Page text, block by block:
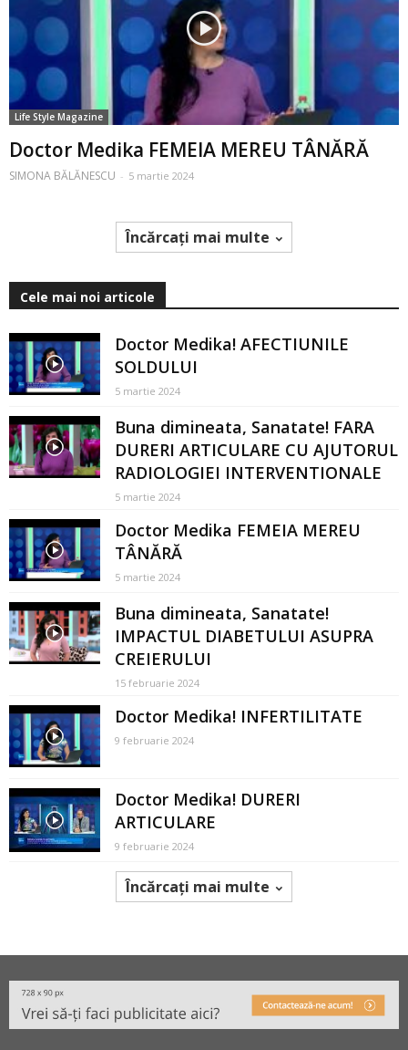
Life Style Magazine
Doctor Medika FEMEIA MEREU TÂNĂRĂ
SIMONA BĂLĂNESCU - 5 martie 2024
Încărcați mai multe
Cele mai noi articole
Doctor Medika! AFECTIUNILE
SOLDULUI
5 martie 2024
Buna dimineata, Sanatate! FARA
DURERI ARTICULARE CU AJUTORUL
RADIOLOGIEI INTERVENTIONALE
5 martie 2024
Doctor Medika FEMEIA MEREU
TÂNĂRĂ
5 martie 2024
Buna dimineata, Sanatate!
IMPACTUL DIABETULUI ASUPRA
CREIERULUI
15 februarie 2024
Doctor Medika! INFERTILITATE
9 februarie 2024
Doctor Medika! DURERI
ARTICULARE
9 februarie 2024
Încărcați mai multe